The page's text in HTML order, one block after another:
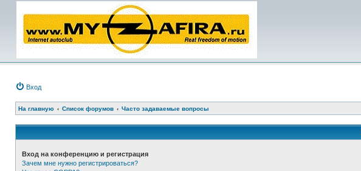
Вход
На главную Список форумов Часто задаваемые вопросы
Вход на конференцию и регистрация
Зачем мне нужно регистрироваться?